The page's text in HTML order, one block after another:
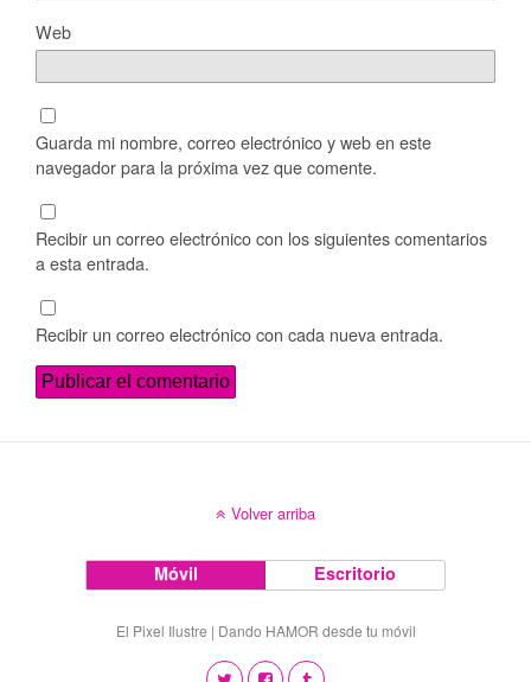
Web
Guarda mi nombre, correo electrónico y web en este
navegador para la próxima vez que comente.
Recibir un correo electrónico con los siguientes comentarios
a esta entrada.
Recibir un correo electrónico con cada nueva entrada.
Volver arriba
Móvil Escritorio
El Pixel Ilustre | Dando HAMOR desde tu móvil